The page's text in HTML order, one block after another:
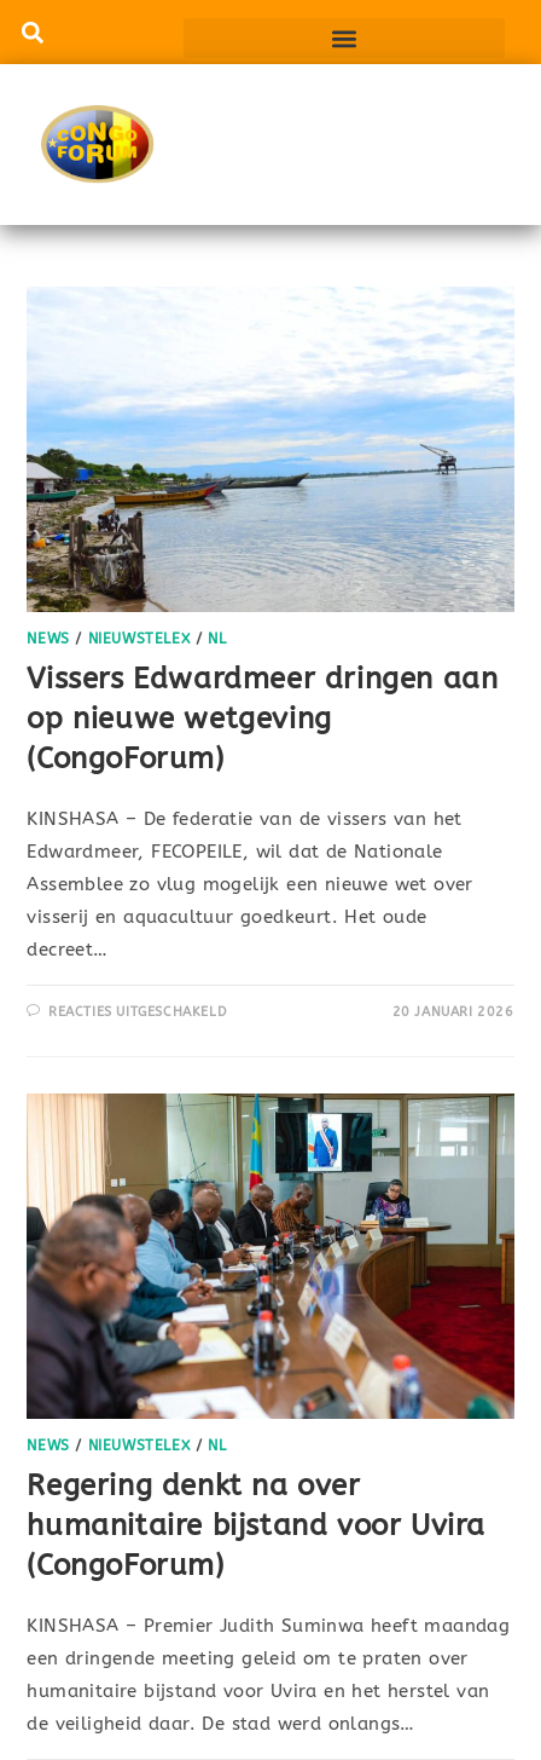
NEWS / NIEUWSTELEX/ NL
Vissers Edwardmeer dringen aan
op nieuwe wetgeving
(CongoForum)
KINSHASA – De federatie van de vissers van het
Edwardmeer, FECOPEILE, wil dat de Nationale
Assemblee zo vlug mogelijk een nieuwe wet over
visserij en aquacultuur goedkeurt. Het oude
decreet…
REACTIES UITGESCHAKELD 20 JANUARI 2026
NEWS / NIEUWSTELEX/ NL
Regering denkt na over
humanitaire bijstand voor Uvira
(CongoForum)
KINSHASA – Premier Judith Suminwa heeft maandag
een dringende meeting geleid om te praten over
humanitaire bijstand voor Uvira en het herstel van
de veiligheid daar. De stad werd onlangs…